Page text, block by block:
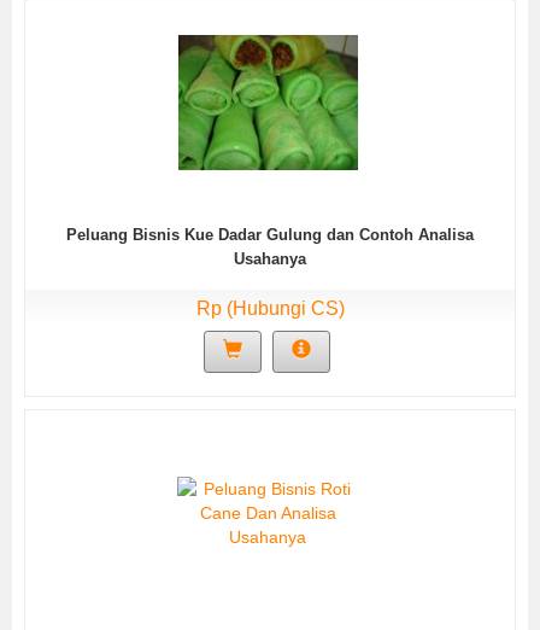
Peluang Bisnis Kue Dadar Gulung dan Contoh Analisa
Usahanya
Rp (Hubungi CS)